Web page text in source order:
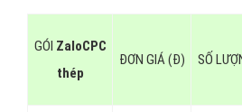
GÓI ZaloCPC
thép
ĐƠN GIÁ (Đ) SỐ